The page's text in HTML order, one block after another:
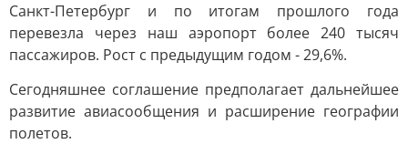
Санкт-Петербург и по итогам прошлого года
перевезла через наш аэропорт более 240 тысяч
пассажиров. Рост с предыдущим годом - 29,6%.
Сегодняшнее соглашение предполагает дальнейшее
развитие авиасообщения и расширение географии
полетов.